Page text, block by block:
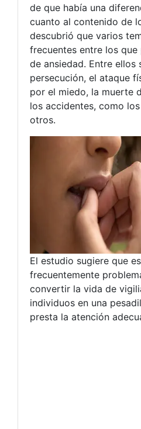
de que había una
cuanto al contenido de
descubrió que varios
frecuentes entre los
de ansiedad. Entre ellos
persecución, el ataque
por el miedo, la muerte
los accidentes, como
otros.
El estudio sugiere que
frecuentemente
convertir la vida de
individuos en una
presta la atención